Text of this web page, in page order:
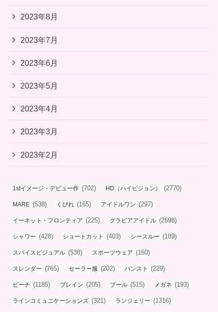
2023年8月
2023年7月
2023年6月
2023年5月
2023年4月
2023年3月
2023年2月
1stイメージ・デビュー作 (702) HD（ハイビジョン） (2770)
MARE (538) くびれ (165) アイドルワン (297)
イーネット・フロンティア (225) グラビアアイドル (2698)
シャワー (428) ショートカット (403) シースルー (189)
スパイスビジュアル (538) スポーツウェア (160)
スレンダー (765) セーラー服 (202) パンスト (229)
ビーチ (1185) ブレイン (205) プール (515) メガネ (193)
ラインコミュニケーションズ (321) ランジェリー (1316)